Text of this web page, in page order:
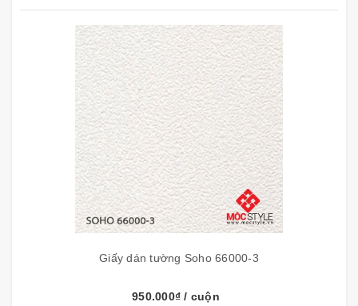
TÍNH NĂNG GIẤY DÁN TƯỜNG
- Flashlight: Chịu được ánh sáng mặt trời.
- Washable: Vệ sinh bằng khăn với nước và xà
phòng vắt khô.
Peelable:Giấy 2 lớp.
Straight-Match: Ghép bông (hoa văn) thẳng hàng.
Straight-Match:Ghép bông (hoa văn) sát mí.
Giấy dán tường Soho 66000-3
950.000₫/ cuộn